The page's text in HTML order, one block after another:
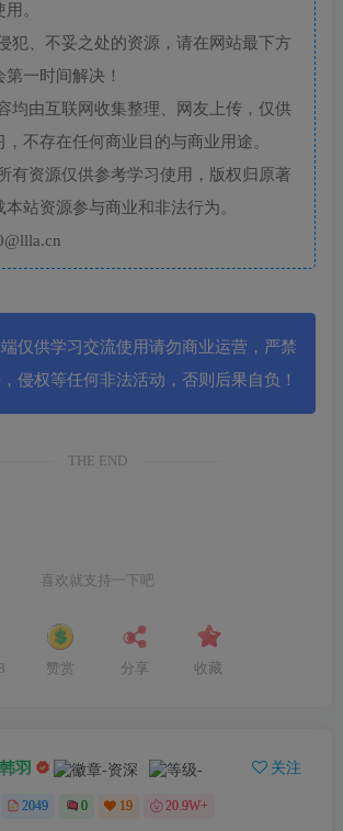
用。
犯、不妥之处的资源，请在网站最下方
一时间解决！
均由互联网收集整理、网友上传，仅供
，不存在任何商业目的与商业用途。
有资源仅供参考学习使用，版权归原著
本站资源参与商业和非法行为。
仅供学习交流使用请勿商业运营，严禁
侵权等任何非法活动，否则后果自负！
THE END
喜欢就支持一下吧
8 赞赏 分享 收藏
韩羽 关注
2049 0 19 20.9W+